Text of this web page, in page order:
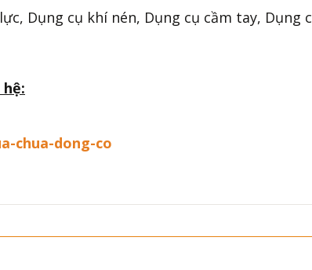
Dụng cụ khí nén, Dụng cụ cầm tay, Dụng
chua-dong-co